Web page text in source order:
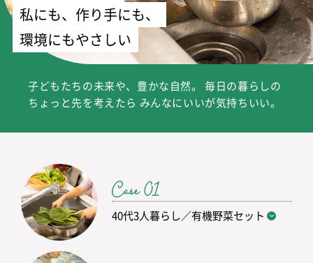
私にも、作り手にも、
環境にもやさしい
子どもたちの未来や、豊かな自然。
毎日の暮らしの
ちょっと先を考えたら みんなにいいが気持ちいい。
40代3人暮らし／有機野菜セット